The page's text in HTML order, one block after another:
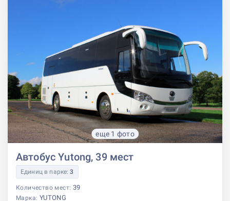
еще 1 фото
Автобус Yutong, 39 мест
Единиц в парке:3
Количество мест: 39
Марка: YUTONG